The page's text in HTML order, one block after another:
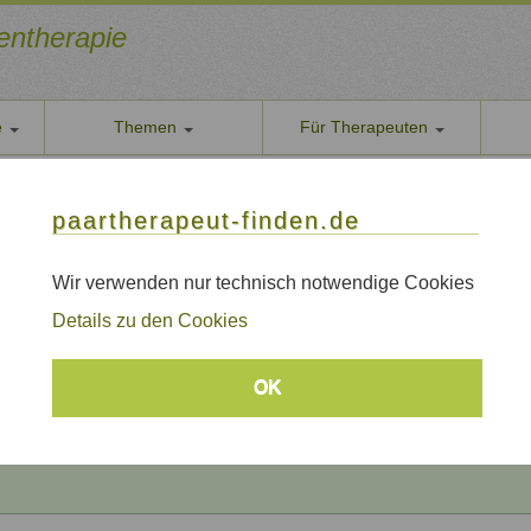
paartherapeut-finden.de
Wir verwenden nur technisch notwendige Cookies
Details zu den Cookies
OK
Themen Für Therapeuten
Wir
Themen Qualität
/ Paartherapie Leinfelden-Echterdingen
Paartherapie Leinfelden-Echterdingen
Beratungsthemen